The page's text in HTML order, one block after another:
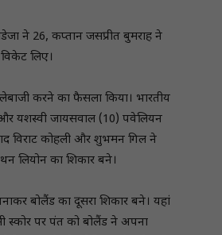
ने 26, कप्तान जसप्रीत बुमराह ने
लिए।
करने का फैसला किया। भारतीय
यशस्वी जायसवाल (10) पवेलियन
विराट कोहली और शुभमन गिल ने
लियोन का शिकार बने।
बोलैंड का दूसरा शिकार बने। यहां
स्कोर पर पंत को बोलैंड ने अपना